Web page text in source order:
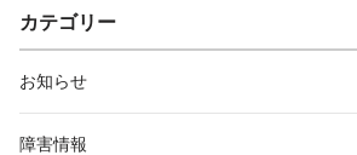
カテゴリー
お知らせ
障害情報